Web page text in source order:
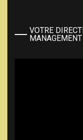
VOTRE